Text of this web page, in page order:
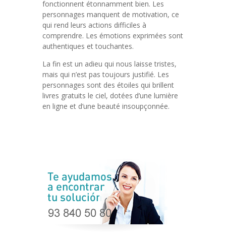
fonctionnent étonnamment bien. Les
personnages manquent de motivation, ce
qui rend leurs actions difficiles à
comprendre. Les émotions exprimées sont
authentiques et touchantes.
La fin est un adieu qui nous laisse tristes,
mais qui n’est pas toujours justifié. Les
personnages sont des étoiles qui brillent
livres gratuits le ciel, dotées d’une lumière
en ligne et d’une beauté insoupçonnée.